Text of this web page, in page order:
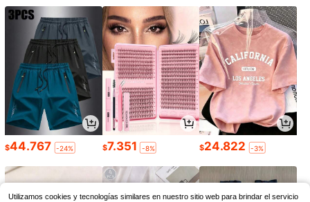
$44.767 -24% $7.351 -8% $24.822 -3%
Utilizamos cookies y tecnologías similares en nuestro sitio web para brindar el servicio